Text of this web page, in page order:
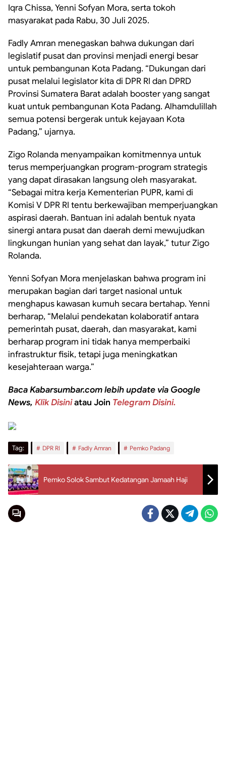
Iqra Chissa, Yenni Sofyan Mora, serta tokoh
masyarakat pada Rabu, 30 Juli 2025.
Fadly Amran menegaskan bahwa dukungan dari
legislatif pusat dan provinsi menjadi energi besar
untuk pembangunan Kota Padang. “Dukungan dari
pusat melalui legislator kita di DPR RI dan DPRD
Provinsi Sumatera Barat adalah booster yang sangat
kuat untuk pembangunan Kota Padang. Alhamdulillah
semua potensi bergerak untuk kejayaan Kota
Padang,” ujarnya.
Zigo Rolanda menyampaikan komitmennya untuk
terus memperjuangkan program-program strategis
yang dapat dirasakan langsung oleh masyarakat.
“Sebagai mitra kerja Kementerian PUPR, kami di
Komisi V DPR RI tentu berkewajiban memperjuangkan
aspirasi daerah. Bantuan ini adalah bentuk nyata
sinergi antara pusat dan daerah demi mewujudkan
lingkungan hunian yang sehat dan layak,” tutur Zigo
Rolanda.
Yenni Sofyan Mora menjelaskan bahwa program ini
merupakan bagian dari target nasional untuk
menghapus kawasan kumuh secara bertahap. Yenni
berharap, “Melalui pendekatan kolaboratif antara
pemerintah pusat, daerah, dan masyarakat, kami
berharap program ini tidak hanya memperbaiki
infrastruktur fisik, tetapi juga meningkatkan
kesejahteraan warga.”
Baca Kabarsumbar.com lebih update via Google
News, Klik Disiniatau Join Telegram Disini.
Tag: DPR RI Fadly Amran Pemko Padang
Pemko Solok Sambut Kedatangan Jamaah Haji